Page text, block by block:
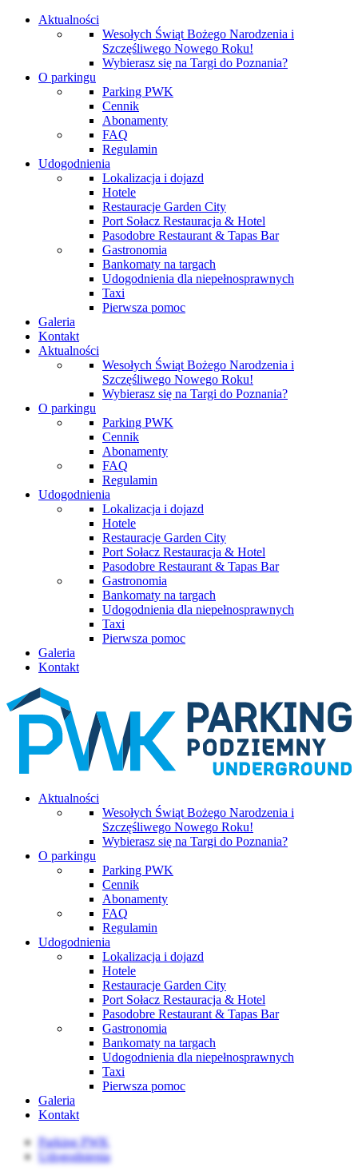
Aktualności
Wesołych Świąt Bożego Narodzenia i
Szczęśliwego Nowego Roku!
Wybierasz się na Targi do Poznania?
O parkingu
Parking PWK
Cennik
Abonamenty
FAQ
Regulamin
Udogodnienia
Lokalizacja i dojazd
Hotele
Restauracje Garden City
Port Sołacz Restauracja & Hotel
Pasodobre Restaurant & Tapas Bar
Gastronomia
Bankomaty na targach
Udogodnienia dla niepełnosprawnych
Taxi
Pierwsza pomoc
Galeria
Kontakt
Aktualności
Wesołych Świąt Bożego Narodzenia i
Szczęśliwego Nowego Roku!
Wybierasz się na Targi do Poznania?
O parkingu
Parking PWK
Cennik
Abonamenty
FAQ
Regulamin
Udogodnienia
Lokalizacja i dojazd
Hotele
Restauracje Garden City
Port Sołacz Restauracja & Hotel
Pasodobre Restaurant & Tapas Bar
Gastronomia
Bankomaty na targach
Udogodnienia dla niepełnosprawnych
Taxi
Pierwsza pomoc
Galeria
Kontakt
Aktualności
Wesołych Świąt Bożego Narodzenia i
Szczęśliwego Nowego Roku!
Wybierasz się na Targi do Poznania?
O parkingu
Parking PWK
Cennik
Abonamenty
FAQ
Regulamin
Udogodnienia
Lokalizacja i dojazd
Hotele
Restauracje Garden City
Port Sołacz Restauracja & Hotel
Pasodobre Restaurant & Tapas Bar
Gastronomia
Bankomaty na targach
Udogodnienia dla niepełnosprawnych
Taxi
Pierwsza pomoc
Galeria
Kontakt
Parking PWK
Udogodnienia